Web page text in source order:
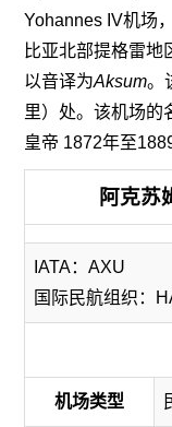
Yohannes IV机场
比亚北部提格雷地
以音译为Aksum。
里）处。该机场的
皇帝 1872年至
阿克苏
IATA：AXU
国际民航组织：
机场类型